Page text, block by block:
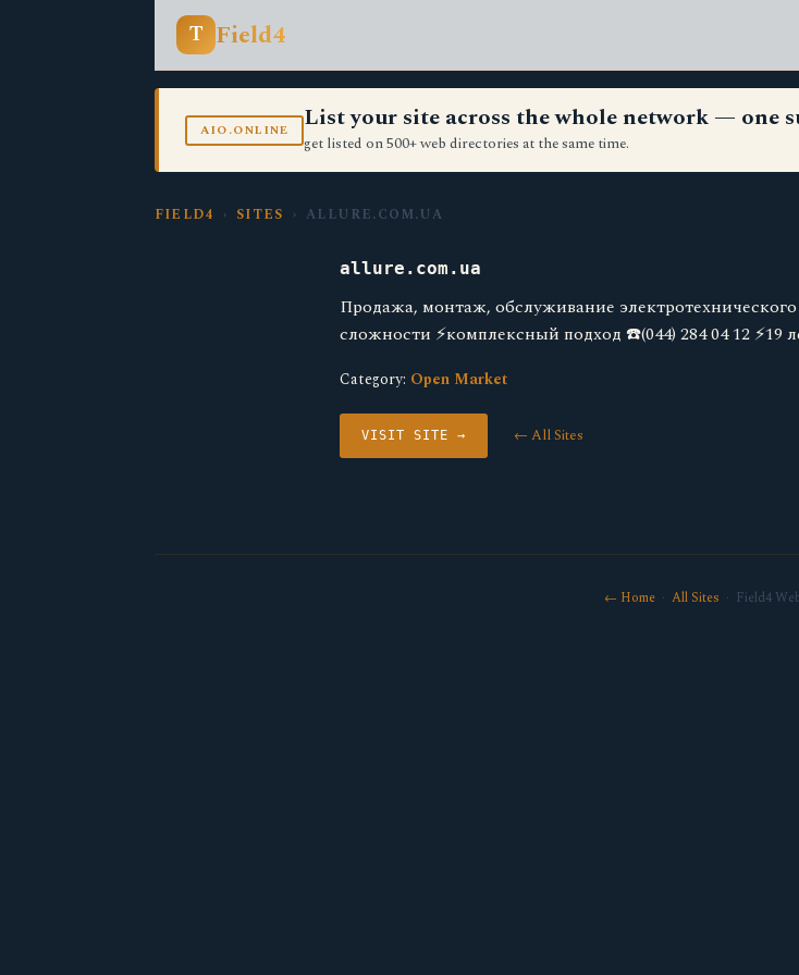
T Field4
AIO.ONLINE List your site across the whole network — one
get listed on 500+ web directories at the same time.
FIELD4 › SITES › ALLURE.COM.UA
allure.com.ua
Продажа, монтаж, обслуживание
сложности ⚡комплексный подход ☎️(044) 284 04 12 ⚡19
Category: Open Market
VISIT SITE → ← All Sites
← Home· All Sites · Field4